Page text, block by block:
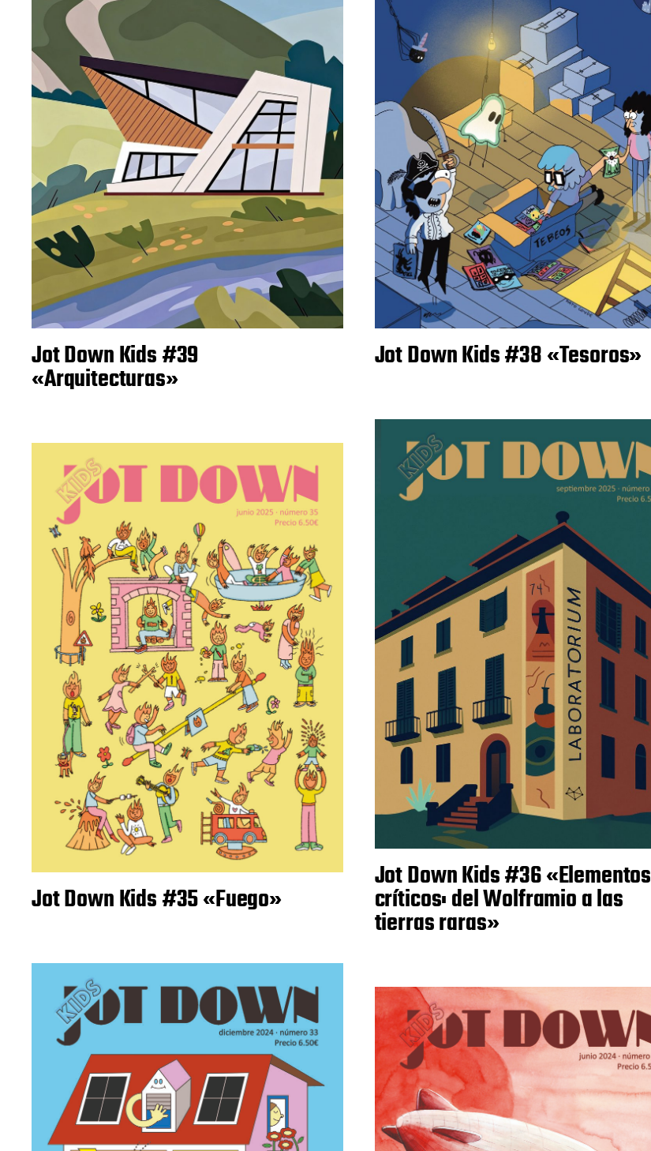
Jot Down Kids #39
«Arquitecturas»
Jot Down Kids #38 «Tesoros»
Jot Down Kids #36 «Elementos
críticos: del Wolframio a las
tierras raras»
Jot Down Kids #35 «Fuego»